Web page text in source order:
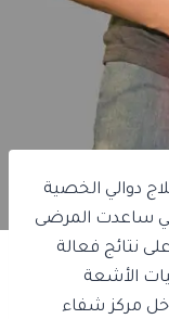
دوالي الخصية
ساعدت المرضى
نتائج فعالة
الأشعة
مركز شفاء